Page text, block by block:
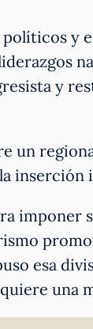
y
y
un
inserción
imponer
esa
una